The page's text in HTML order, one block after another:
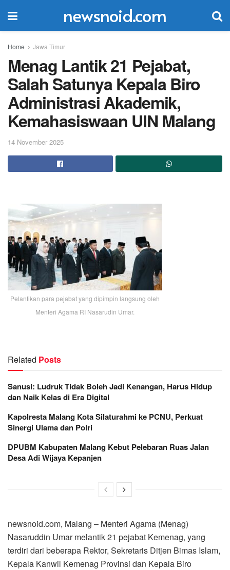
newsnoid.com
Home Jawa Timur
Menag Lantik 21 Pejabat,
Salah Satunya Kepala Biro
Administrasi Akademik,
Kemahasiswaan UIN Malang
14 November 2025
Pelantikan para pejabat yang dipimpin langsung oleh
Menteri Agama RI Nasarudin Umar.
Related Posts
Sanusi: Ludruk Tidak Boleh Jadi Kenangan, Harus Hidup
dan Naik Kelas di Era Digital
Kapolresta Malang Kota Silaturahmi ke PCNU, Perkuat
Sinergi Ulama dan Polri
DPUBM Kabupaten Malang Kebut Pelebaran Ruas Jalan
Desa Adi Wijaya Kepanjen
newsnoid.com, Malang – Menteri Agama (Menag)
Nasaruddin Umar melantik 21 pejabat Kemenag, yang
terdiri dari beberapa Rektor, Sekretaris Ditjen Bimas Islam,
Kepala Kanwil Kemenag Provinsi dan Kepala Biro